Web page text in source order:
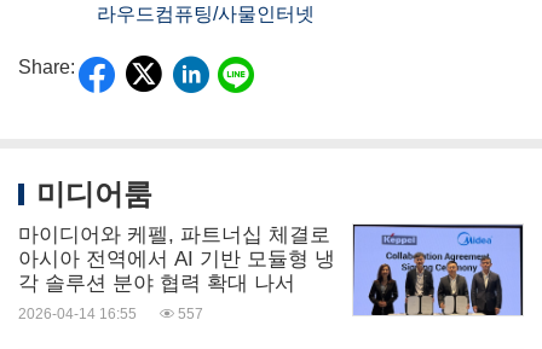
라우드컴퓨팅/사물인터넷
Share:
미디어룸
마이디어와 케펠, 파트너십 체결로
아시아 전역에서 AI 기반 모듈형 냉
각 솔루션 분야 협력 확대 나서
2026-04-14 16:55 557